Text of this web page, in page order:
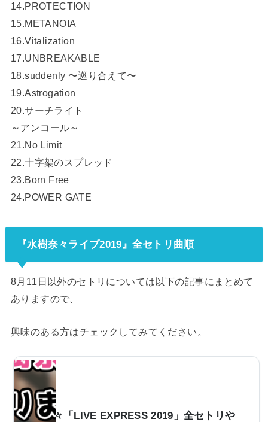
14.PROTECTION
15.METANOIA
16.Vitalization
17.UNBREAKABLE
18.suddenly 〜巡り合えて〜
19.Astrogation
20.サーチライト
～アンコール～
21.No Limit
22.十字架のスプレッド
23.Born Free
24.POWER GATE
『水樹奈々ライブ2019』全セトリ曲順
8月11日以外のセトリについては以下の記事にまとめて
ありますので、
興味のある方はチェックしてみてください。
水樹奈々「LIVE EXPRESS 2019」全セトリや